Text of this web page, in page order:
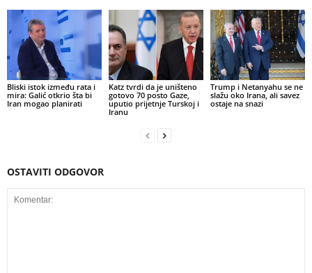
Bliski istok između rata i
mira: Galić otkrio šta bi
Iran mogao planirati
Katz tvrdi da je uništeno
gotovo 70 posto Gaze,
uputio prijetnje Turskoj i
Iranu
Trump i Netanyahu se ne
slažu oko Irana, ali savez
ostaje na snazi
OSTAVITI ODGOVOR